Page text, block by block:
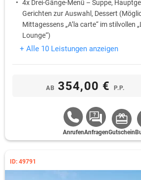
4x Drei-Gänge-Menü – Suppe,
Gerichten zur Auswahl, Dessert
Mittagessens „A’la carte“ im stilvollen
Lounge“)
Unbegrenzter Zugang zum Hotel-
Eisbrunnen, Erlebnisduschen mit
+ Alle 10 Leistungen anzeigen
AB 354,00 € P.P.
AnrufenAnfragenGutschein
ID: 49791